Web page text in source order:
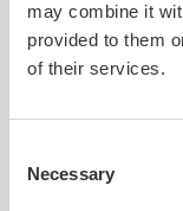
may combine it
provided to them
of their services.
Selection
Necessary
Antal i förpackning
Längd
MILJÖDATA